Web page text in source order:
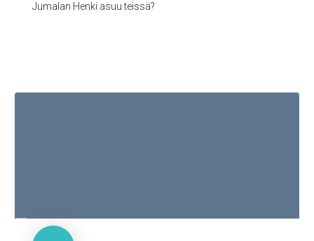
Jumalan Henki asuu teissä?
1. Piet. 1:3-5